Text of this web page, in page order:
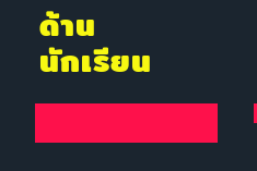
ด้าน
นักเรียน